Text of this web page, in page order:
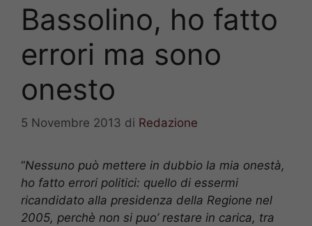
Bassolino, ho fatto
errori ma sono
onesto
5 Novembre 2013 di Redazione
“Nessuno può mettere in dubbio la mia onestà,
ho fatto errori politici: quello di essermi
ricandidato alla presidenza della Regione nel
2005, perchè non si puo’ restare in carica, tra